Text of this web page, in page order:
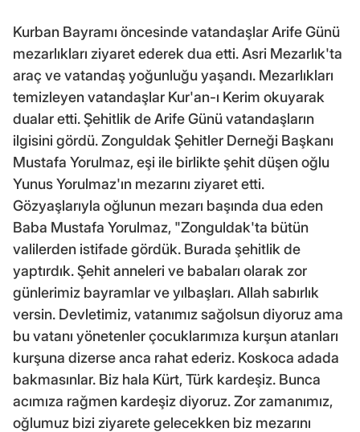
Kurban Bayramı öncesinde vatandaşlar Arife Günü
mezarlıkları ziyaret ederek dua etti. Asri Mezarlık'ta
araç ve vatandaş yoğunluğu yaşandı. Mezarlıkları
temizleyen vatandaşlar Kur'an-ı Kerim okuyarak
dualar etti. Şehitlik de Arife Günü vatandaşların
ilgisini gördü. Zonguldak Şehitler Derneği Başkanı
Mustafa Yorulmaz, eşi ile birlikte şehit düşen oğlu
Yunus Yorulmaz'ın mezarını ziyaret etti.
Gözyaşlarıyla oğlunun mezarı başında dua eden
Baba Mustafa Yorulmaz, "Zonguldak'ta bütün
valilerden istifade gördük. Burada şehitlik de
yaptırdık. Şehit anneleri ve babaları olarak zor
günlerimiz bayramlar ve yılbaşları. Allah sabırlık
versin. Devletimiz, vatanımız sağolsun diyoruz ama
bu vatanı yönetenler çocuklarımıza kurşun atanları
kurşuna dizerse anca rahat ederiz. Koskoca adada
bakmasınlar. Biz hala Kürt, Türk kardeşiz. Bunca
acımıza rağmen kardeşiz diyoruz. Zor zamanımız,
oğlumuz bizi ziyarete gelecekken biz mezarını